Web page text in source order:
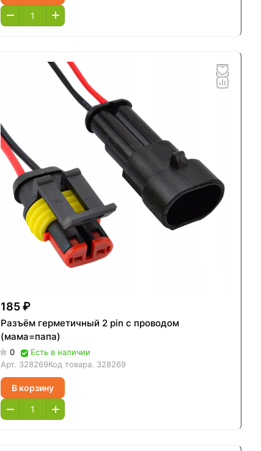
185 ₽
Разъём герметичный 2 pin с проводом
(мама=папа)
0
Есть в наличии
Арт. 328269Код товара. 328269
В корзину